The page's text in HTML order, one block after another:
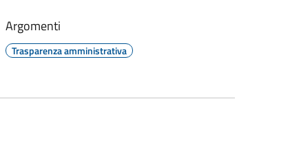
Argomenti
Trasparenza amministrativa